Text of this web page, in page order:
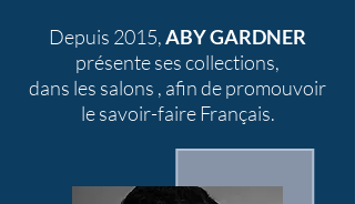
Depuis 2015,ABY GARDNER
présente ses collections,
dans les salons , afin de promouvoir
le savoir-faire Français.